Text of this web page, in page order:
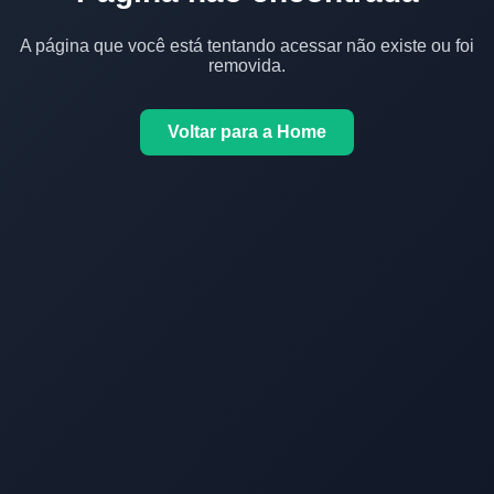
A página que você está tentando acessar não existe ou foi
removida.
Voltar para a Home